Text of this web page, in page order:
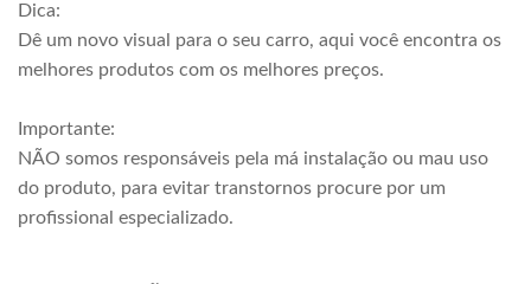
Dica:
Dê um novo visual para o seu carro, aqui você encontra os
melhores produtos com os melhores preços.
Importante:
NÃO somos responsáveis pela má instalação ou mau uso
do produto, para evitar transtornos procure por um
profissional especializado.